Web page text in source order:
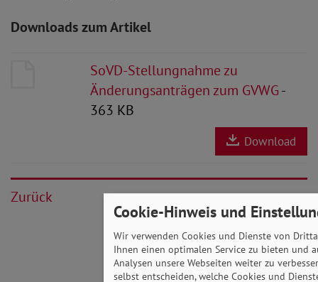
Downloads zum Artikel
SoVD-Stellungnahme zu
Änderungsanträgen zum GVWG-
363 KB
Download
Zurück
Cookie-Hinweis und
Wir verwenden Cookies und Dienste von
Ihnen einen optimalen Service zu bieten und
Analysen unsere Webseiten weiter zu
selbst entscheiden, welche Cookies und